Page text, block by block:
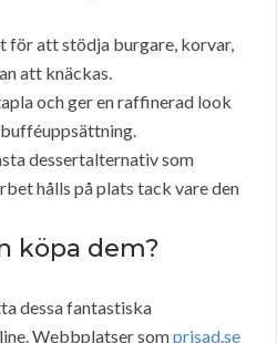
för att stödja burgare, korvar,
att knäckas.
och ger en raffinerad look
bufféuppsättning.
dessertalternativ som
hålls på plats tack vare den
köpa dem?
dessa fantastiska
Webbplatser somprisad.se